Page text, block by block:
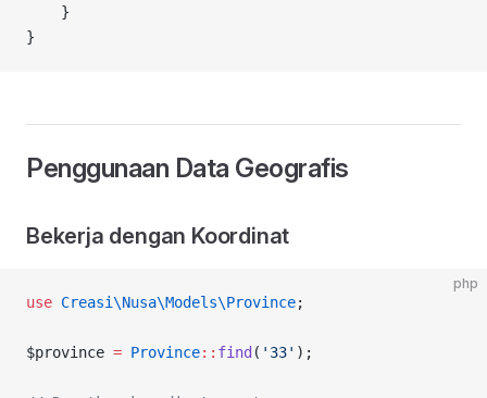
    }
}
Penggunaan Data Geografis
Bekerja dengan Koordinat
php
use Creasi\Nusa\Models\Province;
$province = Province:: find ( '33' );